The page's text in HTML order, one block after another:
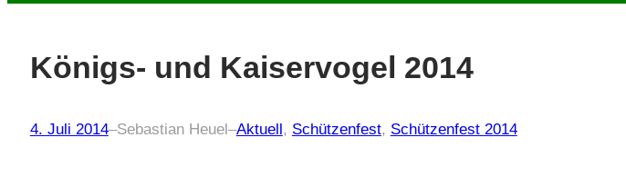
Königs- und Kaiservogel 2014
4. Juli 2014–Sebastian Heuel –Aktuell , Schützenfest, Schützenfest 2014